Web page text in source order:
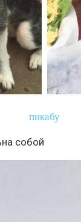
пикабу
собой